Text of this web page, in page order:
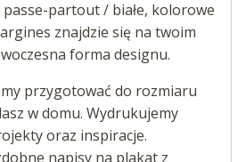
partout / białe, kolorowe
znajdzie się na twoim
forma designu.
przygotować do rozmiaru
w domu. Wydrukujemy
oraz inspiracje.
napisy na plakat z